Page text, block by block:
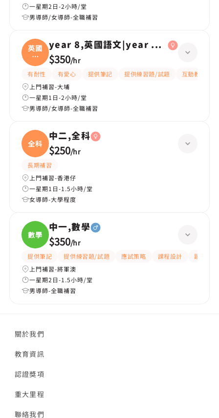
一星期2日-2小時/堂
男導師/女導師-全職補習
英國
語
文|
year 8,英國語文|year 6,英國語文
$350/hr
有耐性 有愛心 提供筆記 提供練習題/試題 互動教學
上門補習-大埔
一星期1日-2小時/堂
男導師/女導師-全職補習
全科
中二,全科
$250/hr
長期補習
上門補習-香港仔
一星期1日-1.5小時/堂
女導師-大學程度
數學
中一,數學
$350/hr
提供筆記 提供練習題/試題 應試策略 課程設計
題目講解
上門補習-將軍澳
一星期2日-1.5小時/堂
男導師-全職補習
關於我們
教育資訊
認證獎項
重大里程
聯絡我們